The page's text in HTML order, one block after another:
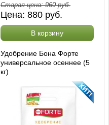
Старая цена:960руб.
Цена: 880 руб.
В корзину
Удобрение Бона Форте
универсальное осеннее (5
кг)